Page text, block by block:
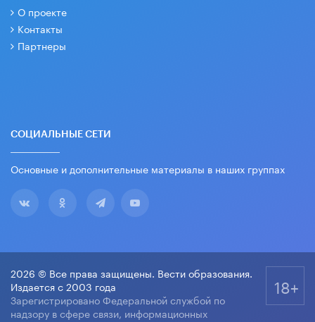
О проекте
Контакты
Партнеры
СОЦИАЛЬНЫЕ СЕТИ
Основные и дополнительные материалы в наших группах
2026 © Все права защищены. Вести образования.
Издается с 2003 года
Зарегистрировано Федеральной службой по
надзору в сфере связи, информационных
18+